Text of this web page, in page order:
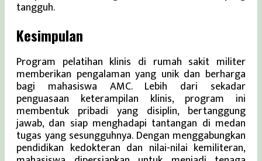
tangguh.
Kesimpulan
Program pelatihan klinis di rumah sakit militer
memberikan pengalaman yang unik dan berharga
bagi mahasiswa AMC. Lebih dari sekadar
penguasaan keterampilan klinis, program ini
membentuk pribadi yang disiplin, bertanggung
jawab, dan siap menghadapi tantangan di medan
tugas yang sesungguhnya. Dengan menggabungkan
pendidikan kedokteran dan nilai-nilai kemiliteran,